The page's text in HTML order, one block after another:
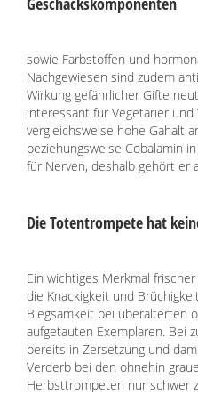
sowie Farbstoffen und
Nachgewiesen sind zudem
Wirkung gefährlicher Gifte
interessant für Vegetarier und
vergleichsweise hohe Gahalt
beziehungsweise Cobalamin
für Nerven, deshalb gehört er
Die Totentrompete hat
Ein wichtiges Merkmal
die Knackigkeit und
Biegsamkeit bei überalterten
aufgetauten Exemplaren. Bei
bereits in Zersetzung und
Verderb bei den ohnehin
Herbsttrompeten nur schwer